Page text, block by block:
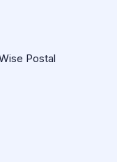
Postal